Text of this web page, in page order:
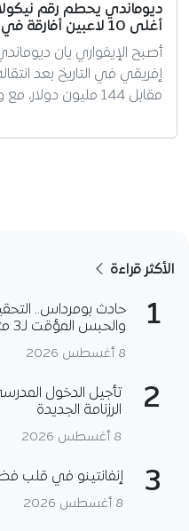
ديوماندي يحطم رقم
أغلى 10 لاعبين أفارقة في التاريخ
أصبح الإيفواري يان
إفريقي في التاريخ بعد
مقابل 144 مليون دولار، مع وجود…
الأكثر قراءة
1
حادث بومرداس..
والحبس المؤقت لـ3 متهمين
8 أغسطس 2026
2
الرزنامة الجديدة
8 أغسطس 2026
3 إنفانتينو في قلب
8 أغسطس 2026